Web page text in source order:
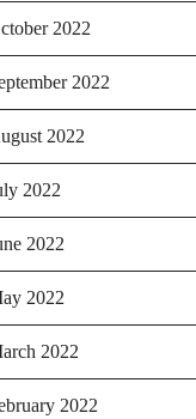
2022
2022
2022
2022
2022
2022
2022
2022